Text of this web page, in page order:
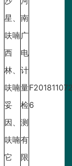
星、
呋喃
西
林、
呋喃
妥
因、
呋喃
它
南
广
电
计
量
检
测
有
限
6